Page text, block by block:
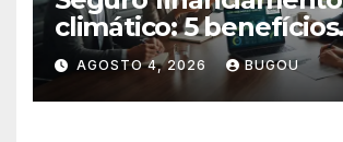
climático: 5 benefícios
essenciais
AGOSTO 4, 2026 BUGOU